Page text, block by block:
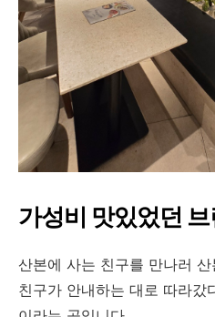
가성비 맛있었던
산본에 사는 친구를 만나러
친구가 안내하는 대로 따라갔